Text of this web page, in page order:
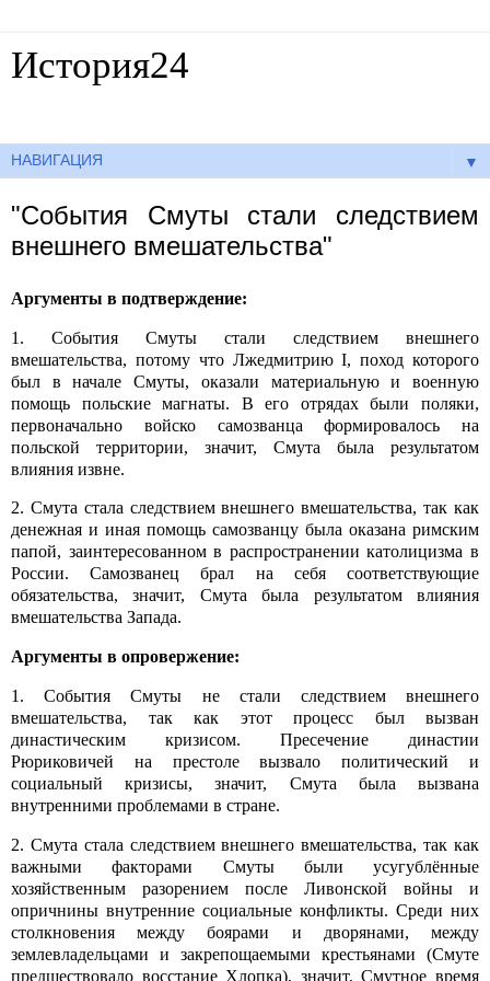
История24
▼
"События Смуты стали следствием
внешнего вмешательства"
Аргументы в подтверждение:
1. События Смуты стали следствием внешнего
вмешательства, потому что Лжедмитрию I, поход которого
был в начале Смуты, оказали материальную и военную
помощь польские магнаты. В его отрядах были поляки,
первоначально войско самозванца формировалось на
польской территории, значит, Смута была результатом
влияния извне.
2. Смута стала следствием внешнего вмешательства, так как
денежная и иная помощь самозванцу была оказана римским
папой, заинтересованном в распространении католицизма в
России. Самозванец брал на себя соответствующие
обязательства, значит, Смута была результатом влияния
вмешательства Запада.
Аргументы в опровержение:
1. События Смуты не стали следствием внешнего
вмешательства, так как этот процесс был вызван
династическим кризисом. Пресечение династии
Рюриковичей на престоле вызвало политический и
социальный кризисы, значит, Смута была вызвана
внутренними проблемами в стране.
2. Смута стала следствием внешнего вмешательства, так как
важными факторами Смуты были усугублённые
хозяйственным разорением после Ливонской войны и
опричнины внутренние социальные конфликты. Среди них
столкновения между боярами и дворянами, между
землевладельцами и закрепощаемыми крестьянами (Смуте
предшествовало восстание Хлопка), значит, Смутное время